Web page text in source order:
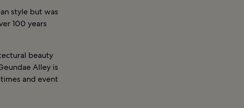
style but was
100 years
beauty
Alley is
and event